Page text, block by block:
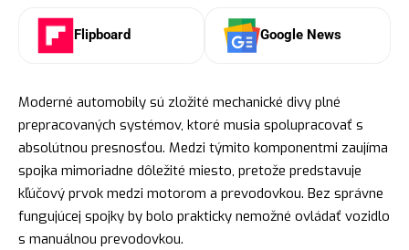
Flipboard Google News
Moderné automobily sú zložité mechanické divy plné
prepracovaných systémov, ktoré musia spolupracovať s
absolútnou presnosťou. Medzi týmito komponentmi zaujíma
spojka mimoriadne dôležité miesto, pretože predstavuje
kľúčový prvok medzi motorom a prevodovkou. Bez správne
fungujúcej spojky by bolo prakticky nemožné ovládať vozidlo
s manuálnou prevodovkou.